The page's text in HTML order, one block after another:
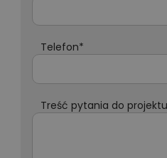
Telefon*
Treść pytania do